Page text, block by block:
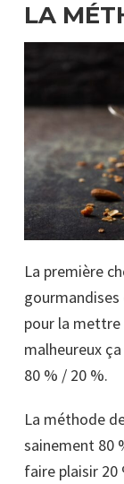
LA
La première
gourmandises
pour la mettre
malheureux
80 % / 20 %.
La méthode
sainement 80
faire plaisir 20